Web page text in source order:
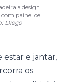
e design
com painel de
Diego
estar e jantar,
os